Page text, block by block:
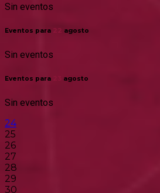
Sin eventos
Eventos para 22 agosto
Sin eventos
Eventos para agosto
Sin eventos
24
25
26
27
28
29
30